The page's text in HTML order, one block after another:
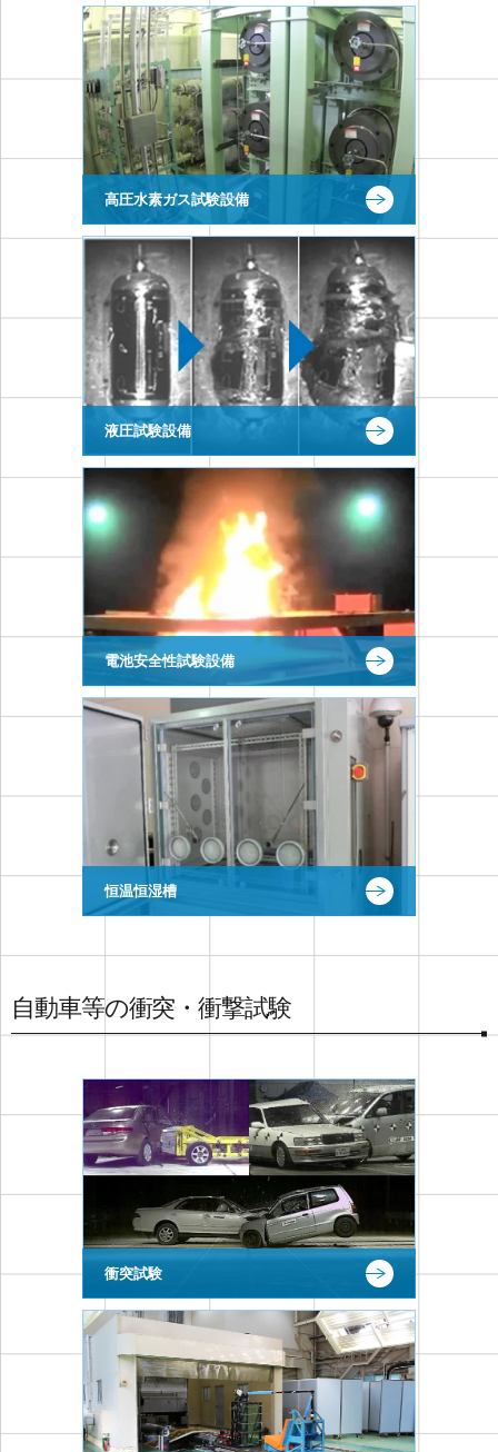
高圧水素ガス試験設備
液圧試験設備
電池安全性試験設備
恒温恒湿槽
自動車等の衝突・衝撃試験
衝突試験